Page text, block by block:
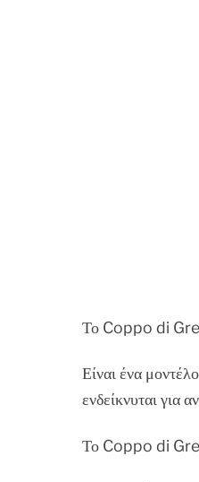
Το Coppo di
Είναι ένα
ενδείκνυται για
Το Coppo di